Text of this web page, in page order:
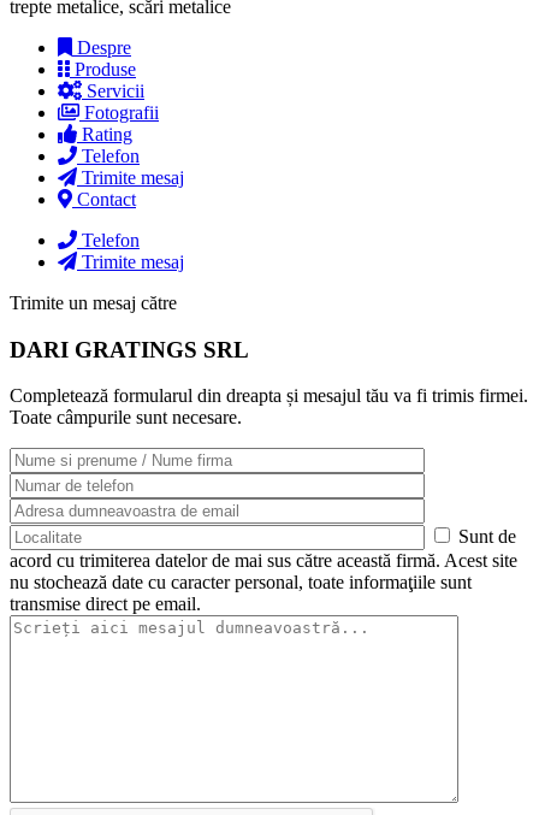
Despre
Produse
Servicii
Fotografii
Rating
Telefon
Trimite mesaj
Contact
Telefon
Trimite mesaj
Trimite un mesaj către
DARI GRATINGS SRL
Completează formularul din dreapta și mesajul tău va fi trimis firmei.
Toate câmpurile sunt necesare.
Sunt de
acord cu trimiterea datelor de mai sus către această firmă. Acest site
nu stochează date cu caracter personal, toate informaţiile sunt
transmise direct pe email.